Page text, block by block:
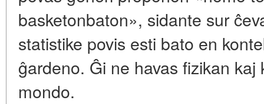
basketonbaton», sidante sur
statistike povis esti bato en
ĝardeno. Ĝi ne havas fizikan
mondo.